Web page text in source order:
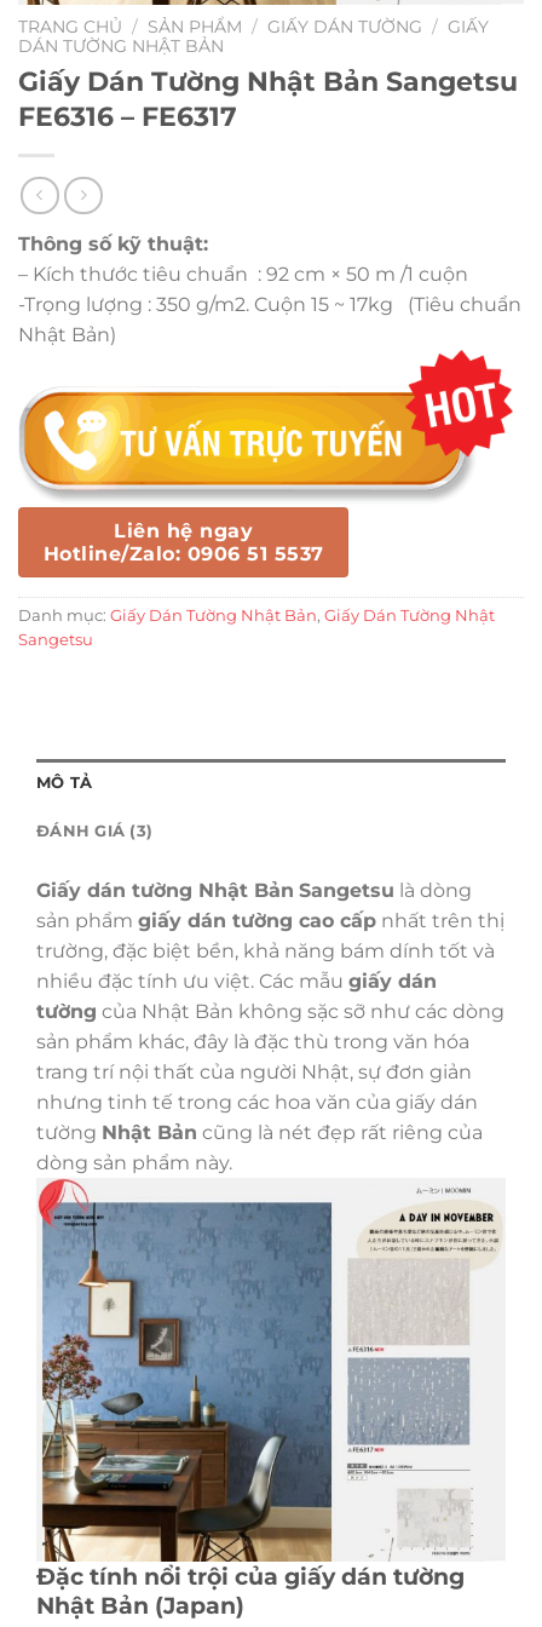
TRANG CHỦ / SẢN PHẨM / GIẤY DÁN TƯỜNG / GIẤY
DÁN TƯỜNG NHẬT BẢN
Giấy Dán Tường Nhật Bản Sangetsu
FE6316 – FE6317
Thông số kỹ thuật:
– Kích thước tiêu chuẩn : 92 cm × 50 m /1 cuộn
-Trọng lượng : 350 g/m2. Cuộn 15 ~ 17kg (Tiêu chuẩn
Nhật Bản)
Liên hệ ngay
Hotline/Zalo: 0906 51 5537
Danh mục: Giấy Dán Tường Nhật Bản, Giấy Dán Tường Nhật
Sangetsu
MÔ TẢ
ĐÁNH GIÁ (3)
Giấy dán tường Nhật Bản Sangetsu là dòng
sản phẩm giấy dán tường cao cấp nhất trên thị
trường, đặc biệt bền, khả năng bám dính tốt và
nhiều đặc tính ưu việt. Các mẫu giấy dán
tường của Nhật Bản không sặc sỡ như các dòng
sản phẩm khác, đây là đặc thù trong văn hóa
trang trí nội thất của người Nhật, sự đơn giản
nhưng tinh tế trong các hoa văn của giấy dán
tường Nhật Bản cũng là nét đẹp rất riêng của
dòng sản phẩm này.
Đặc tính nổi trội của giấy dán tường
Nhật Bản (Japan)